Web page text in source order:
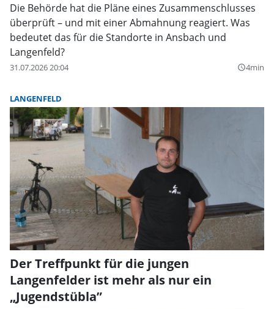
Die Behörde hat die Pläne eines Zusammenschlusses
überprüft – und mit einer Abmahnung reagiert. Was
bedeutet das für die Standorte in Ansbach und
Langenfeld?
31.07.2026 20:04 query_builder4min
LANGENFELD
Der Treffpunkt für die jungen
Langenfelder ist mehr als nur ein
„Jugendstübla”